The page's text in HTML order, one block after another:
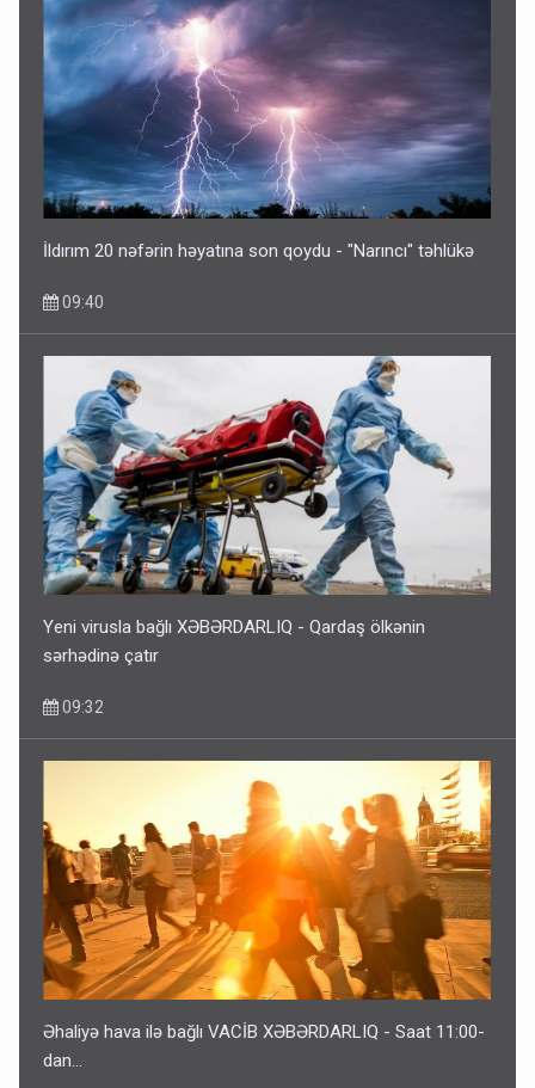
Əhaliyə hava ilə bağlı VACİB XƏBƏRDARLIQ - Saat 11:00-
dan…
ŞOK! David Seliverstov ölkədən qaçdı
6 Avqust 14:14
Bu ölkələrə şəxsiyyət vəsiqəsi ilə gedə biləcəksiniz -
SİYAHI
6 Avqust 10:53
İldırım 20 nəfərin həyatına son qoydu - "Narıncı" təhlükə
09:40
Yeni virusla bağlı XƏBƏRDARLIQ - Qardaş ölkənin
sərhədinə çatır
09:32
Əhaliyə hava ilə bağlı VACİB XƏBƏRDARLIQ - Saat 11:00-
dan…